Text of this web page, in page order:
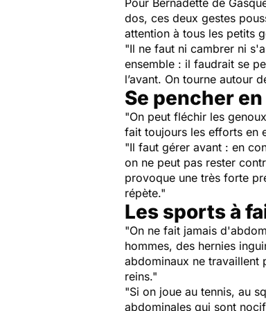
Pour Bernadette de
dos, ces deux gestes
attention à tous les petits
"Il ne faut ni cambrer ni
ensemble : il faudrait se
l’avant. On tourne autour
Se pencher
"On peut fléchir les
fait toujours les efforts en
"Il faut gérer avant : en
on ne peut pas rester
provoque une très forte
répète."
Les sports à
"On ne fait jamais
hommes, des hernies
abdominaux ne travaillent
reins."
"Si on joue au tennis, au
abdominales qui sont